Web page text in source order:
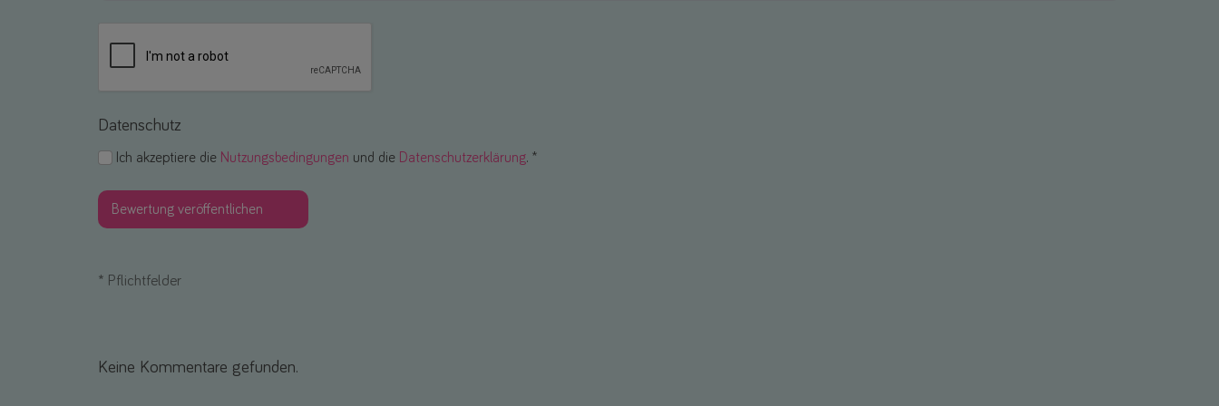
Datenschutz
Ich akzeptiere die Nutzungsbedingungen und die Datenschutzerklärung. *
* Pflichtfelder
Keine Kommentare gefunden.